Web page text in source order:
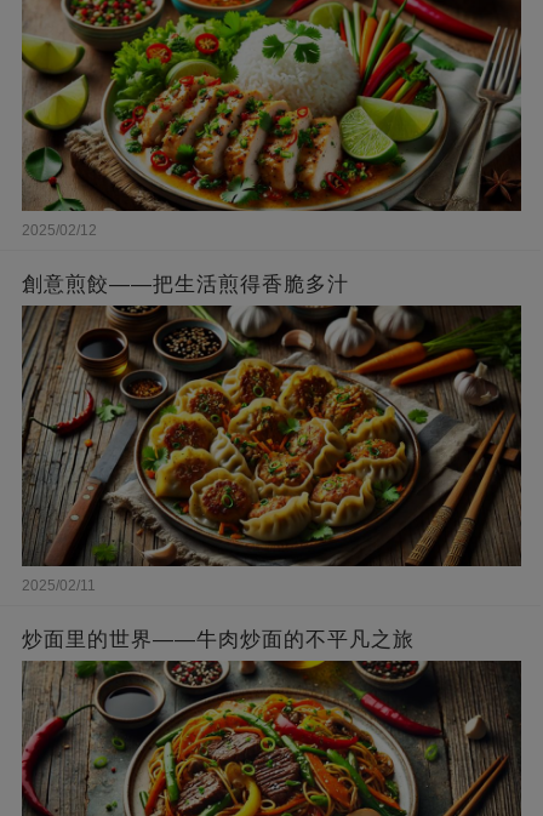
2025/02/12
創意煎餃——把生活煎得香脆多汁
2025/02/11
炒面里的世界——牛肉炒面的不平凡之旅